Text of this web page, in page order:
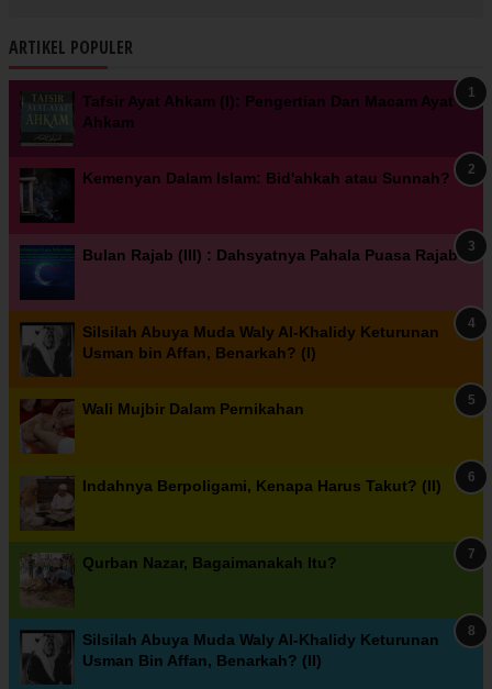
ARTIKEL POPULER
Tafsir Ayat Ahkam (I): Pengertian Dan Macam Ayat
Ahkam
Kemenyan Dalam Islam: Bid'ahkah atau Sunnah?
Bulan Rajab (III) : Dahsyatnya Pahala Puasa Rajab
Silsilah Abuya Muda Waly Al-Khalidy Keturunan
Usman bin Affan, Benarkah? (I)
Wali Mujbir Dalam Pernikahan
Indahnya Berpoligami, Kenapa Harus Takut? (II)
Qurban Nazar, Bagaimanakah Itu?
Silsilah Abuya Muda Waly Al-Khalidy Keturunan
Usman Bin Affan, Benarkah? (II)